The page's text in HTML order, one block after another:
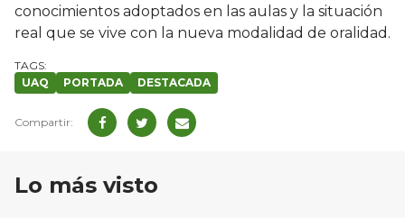
conocimientos adoptados en las aulas y la situación
real que se vive con la nueva modalidad de oralidad.
UAQ PORTADA DESTACADA
Lo más visto